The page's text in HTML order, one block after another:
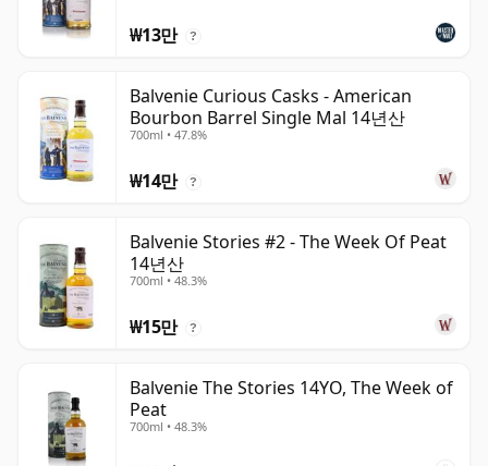
₩13만 ?
Balvenie Curious Casks - American
Bourbon Barrel Single Mal 14년산
700ml • 47.8%
₩14만 ?
Balvenie Stories #2 - The Week Of Peat
14년산
700ml • 48.3%
₩15만 ?
Balvenie The Stories 14YO, The Week of
Peat
700ml • 48.3%